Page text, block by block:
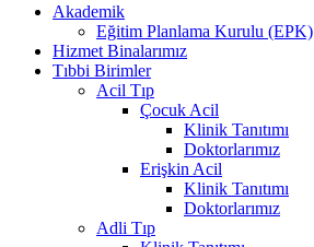
Akademik
Eğitim Planlama Kurulu (EPK)
Hizmet Binalarımız
Tıbbi Birimler
Acil Tıp
Çocuk Acil
Klinik Tanıtımı
Doktorlarımız
Erişkin Acil
Klinik Tanıtımı
Doktorlarımız
Adli Tıp